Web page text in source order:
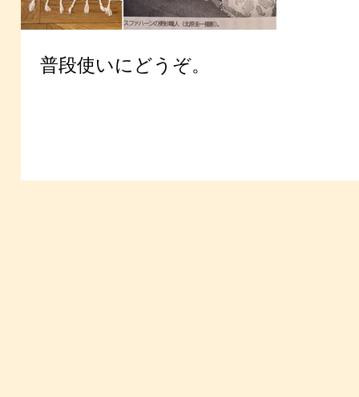
普段使いにどうぞ。